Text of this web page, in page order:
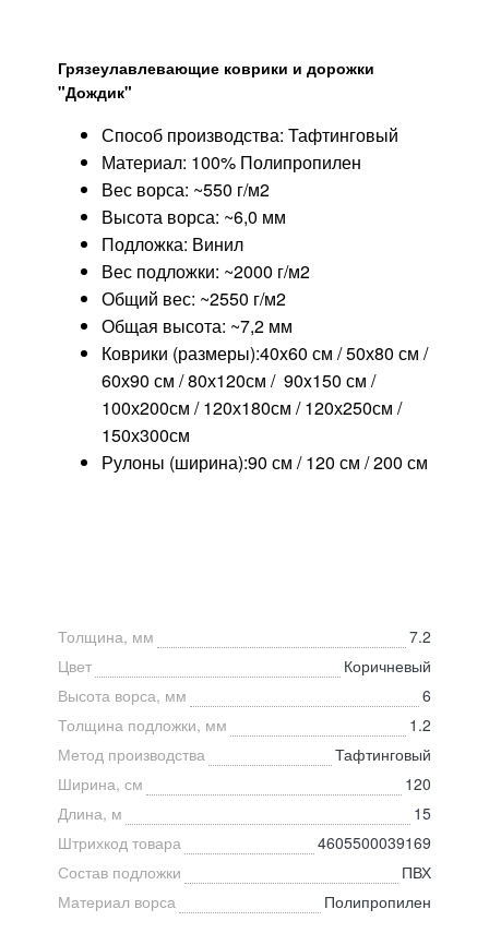
Грязеулавлевающие коврики и дорожки
"Дождик"
Способ производства: Тафтинговый
Материал: 100% Полипропилен
Вес ворса: ~550 г/м2
Высота ворса: ~6,0 мм
Подложка: Винил
Вес подложки: ~2000 г/м2
Общий вес: ~2550 г/м2
Общая высота: ~7,2 мм
Коврики (размеры):40x60 см / 50х80 см /
60х90 см / 80х120см / 90x150 см /
100х200см / 120х180см / 120х250см /
150х300см
Рулоны (ширина):90 см / 120 см / 200 см
Толщина, мм
7.2
Цвет
Коричневый
Высота ворса, мм
6
Толщина подложки, мм
1.2
Метод производства
Тафтинговый
Ширина, см
120
Длина, м
15
Штрихкод товара
4605500039169
Состав подложки
ПВХ
Материал ворса
Полипропилен